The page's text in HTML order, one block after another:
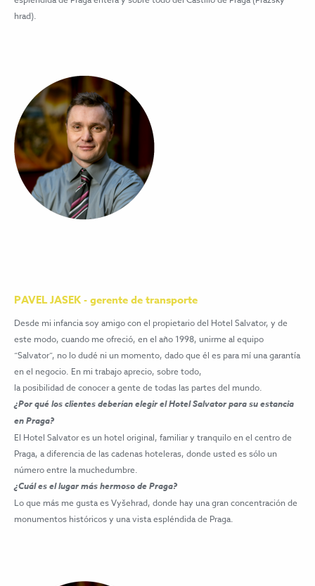
hrad).
PAVEL JASEK - gerente de transporte
Desde mi infancia soy amigo con el propietario del Hotel Salvator, y de
este modo, cuando me ofreció, en el año 1998, unirme al equipo
“Salvator”, no lo dudé ni un momento, dado que él es para mí una garantía
en el negocio. En mi trabajo aprecio, sobre todo,
la posibilidad de conocer a gente de todas las partes del mundo.
¿Por qué los clientes deberían elegir el Hotel Salvator para su estancia
en Praga?
El Hotel Salvator es un hotel original, familiar y tranquilo en el centro de
Praga, a diferencia de las cadenas hoteleras, donde usted es sólo un
número entre la muchedumbre.
¿Cuál es el lugar más hermoso de Praga?
Lo que más me gusta es Vyšehrad, donde hay una gran concentración de
monumentos históricos y una vista espléndida de Praga.